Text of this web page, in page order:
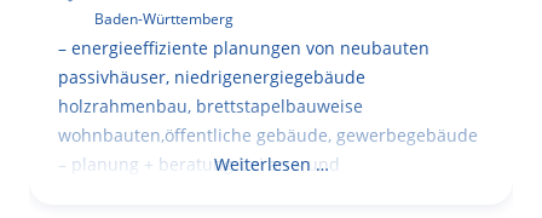
Baden-Württemberg
– energieeffiziente planungen von neubauten
passivhäuser, niedrigenergiegebäude
holzrahmenbau, brettstapelbauweise
wohnbauten,öffentliche gebäude, gewerbegebäude
– planung + beratung bei an – und
Weiterlesen …